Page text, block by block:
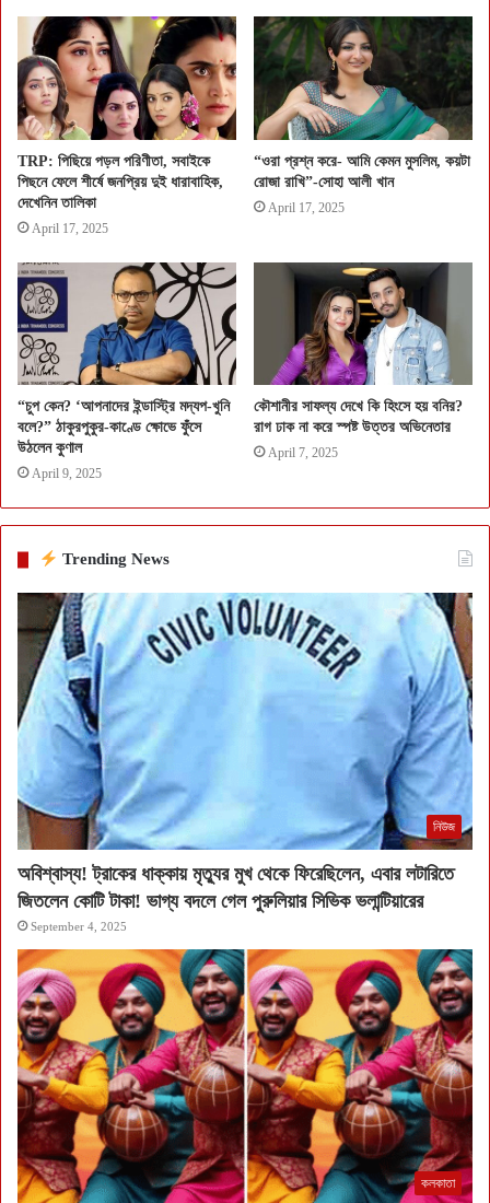
TRP: পিছিয়ে পড়ল পরিণীতা, সবাইকে
পিছনে ফেলে শীর্ষে জনপ্রিয় দুই ধারাবাহিক,
দেখেনিন তালিকা
April 17, 2025
“ওরা প্রশ্ন করে- আমি কেমন মুসলিম, কয়টা
রোজা রাখি”-সোহা আলী খান
April 17, 2025
“চুপ কেন? ‘আপনাদের ইন্ডাস্ট্রি মদ্যপ-খুনি
বলে?” ঠাকুরপুকুর-কাণ্ডে ক্ষোভে ফুঁসে
উঠলেন কুণাল
April 9, 2025
কৌশানীর সাফল্য দেখে কি হিংসে হয় বনির?
রাগ ঢাক না করে স্পষ্ট উত্তর অভিনেতার
April 7, 2025
Trending News
নিউজ
অবিশ্বাস্য! ট্রাকের ধাক্কায় মৃত্যুর মুখ থেকে ফিরেছিলেন, এবার লটারিতে
জিতলেন কোটি টাকা! ভাগ্য বদলে গেল পুরুলিয়ার সিভিক ভলান্টিয়ারের
September 4, 2025
কলকাতা